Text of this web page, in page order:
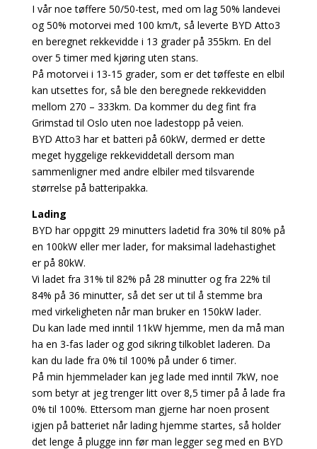
I vår noe tøffere 50/50-test, med om lag 50% landevei
og 50% motorvei med 100 km/t, så leverte BYD Atto3
en beregnet rekkevidde i 13 grader på 355km. En del
over 5 timer med kjøring uten stans.
På motorvei i 13-15 grader, som er det tøffeste en elbil
kan utsettes for, så ble den beregnede rekkevidden
mellom 270 – 333km. Da kommer du deg fint fra
Grimstad til Oslo uten noe ladestopp på veien.
BYD Atto3 har et batteri på 60kW, dermed er dette
meget hyggelige rekkeviddetall dersom man
sammenligner med andre elbiler med tilsvarende
størrelse på batteripakka.
Lading
BYD har oppgitt 29 minutters ladetid fra 30% til 80% på
en 100kW eller mer lader, for maksimal ladehastighet
er på 80kW.
Vi ladet fra 31% til 82% på 28 minutter og fra 22% til
84% på 36 minutter, så det ser ut til å stemme bra
med virkeligheten når man bruker en 150kW lader.
Du kan lade med inntil 11kW hjemme, men da må man
ha en 3-fas lader og god sikring tilkoblet laderen. Da
kan du lade fra 0% til 100% på under 6 timer.
På min hjemmelader kan jeg lade med inntil 7kW, noe
som betyr at jeg trenger litt over 8,5 timer på å lade fra
0% til 100%. Ettersom man gjerne har noen prosent
igjen på batteriet når lading hjemme startes, så holder
det lenge å plugge inn før man legger seg med en BYD